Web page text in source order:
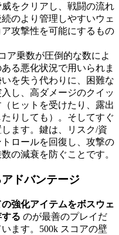
をクリアし、戦闘の流れ
のより管理しやすいウェ
攻撃性を可能にするもの
ア乗数が圧倒的な数によ
る悪化状況で用いられま
を失う代わりに、困難な
し、高ダメージのクイッ
ヒットを受けたり、露出
りしても）。そしてすぐ
ます。鍵は、リスク/資
ロールを回復し、攻撃の
の減衰を防ぐことです。
ドバンテージ
強化アイテムをボスウェ
る のが最善のプレイだ
ます。500k スコアの壁